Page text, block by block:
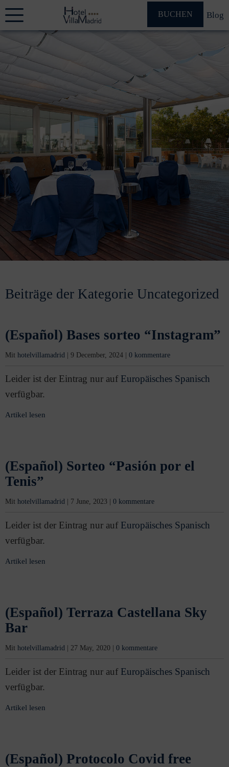
BUCHEN Blog
Beiträge der Kategorie Uncategorized
(Español) Bases sorteo “Instagram”
Mit hotelvillamadrid 9 December, 2024 0 kommentare
Leider ist der Eintrag nur auf Europäisches Spanisch
verfügbar.
Artikel lesen
(Español) Sorteo “Pasión por el
Tenis”
Mit hotelvillamadrid 7 June, 2023 0 kommentare
Leider ist der Eintrag nur auf Europäisches Spanisch
verfügbar.
Artikel lesen
(Español) Terraza Castellana Sky
Bar
Mit hotelvillamadrid 27 May, 2020 0 kommentare
Leider ist der Eintrag nur auf Europäisches Spanisch
verfügbar.
Artikel lesen
(Español) Protocolo Covid free